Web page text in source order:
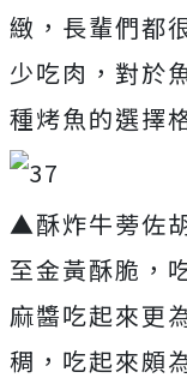
緻，長輩們都
少吃肉，對於
種烤魚的選擇
▲酥炸牛蒡佐
至金黃酥脆，
麻醬吃起來更
稠，吃起來頗